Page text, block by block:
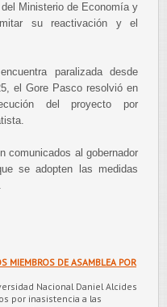
Ministerio de Economía y
su reactivación y el
paralizada desde
el Gore Pasco resolvió en
del proyecto por
comunicados al gobernador
se adopten las medidas
MIEMBROS DE ASAMBLEA POR
Nacional Daniel Alcides
por inasistencia a las